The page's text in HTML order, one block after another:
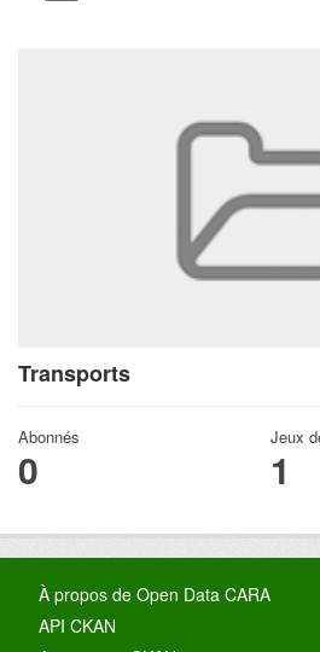
Transports
Abonnés
0
Jeux
1
À propos de Open Data CARA
API CKAN